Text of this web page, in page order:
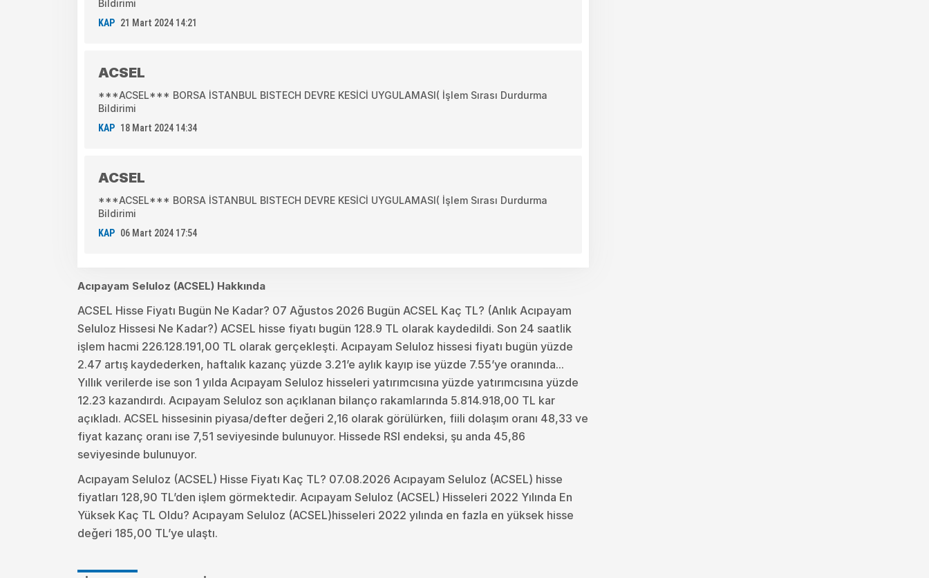
Bildirimi
KAP 21 Mart 2024 14:21
ACSEL
***ACSEL*** BORSA İSTANBUL BISTECH DEVRE KESİCİ UYGULAMASI( İşlem Sırası Durdurma
Bildirimi
KAP 18 Mart 2024 14:34
ACSEL
***ACSEL*** BORSA İSTANBUL BISTECH DEVRE KESİCİ UYGULAMASI( İşlem Sırası Durdurma
Bildirimi
KAP 06 Mart 2024 17:54
Acıpayam Seluloz (ACSEL) Hakkında
ACSEL Hisse Fiyatı Bugün Ne Kadar? 07 Ağustos 2026 Bugün ACSEL Kaç TL? (Anlık Acıpayam
Seluloz Hissesi Ne Kadar?) ACSEL hisse fiyatı bugün 128.9 TL olarak kaydedildi. Son 24 saatlik
işlem hacmi 226.128.191,00 TL olarak gerçekleşti. Acıpayam Seluloz hissesi fiyatı bugün yüzde
2.47 artış kaydederken, haftalık kazanç yüzde 3.21’e aylık kayıp ise yüzde 7.55’ye oranında...
Yıllık verilerde ise son 1 yılda Acıpayam Seluloz hisseleri yatırımcısına yüzde yatırımcısına yüzde
12.23 kazandırdı. Acıpayam Seluloz son açıklanan bilanço rakamlarında 5.814.918,00 TL kar
açıkladı. ACSEL hissesinin piyasa/defter değeri 2,16 olarak görülürken, fiili dolaşım oranı 48,33 ve
fiyat kazanç oranı ise 7,51 seviyesinde bulunuyor. Hissede RSI endeksi, şu anda 45,86
seviyesinde bulunuyor.
Acıpayam Seluloz (ACSEL) Hisse Fiyatı Kaç TL? 07.08.2026 Acıpayam Seluloz (ACSEL) hisse
fiyatları 128,90 TL’den işlem görmektedir. Acıpayam Seluloz (ACSEL) Hisseleri 2022 Yılında En
Yüksek Kaç TL Oldu? Acıpayam Seluloz (ACSEL)hisseleri 2022 yılında en fazla en yüksek hisse
değeri 185,00 TL’ye ulaştı.